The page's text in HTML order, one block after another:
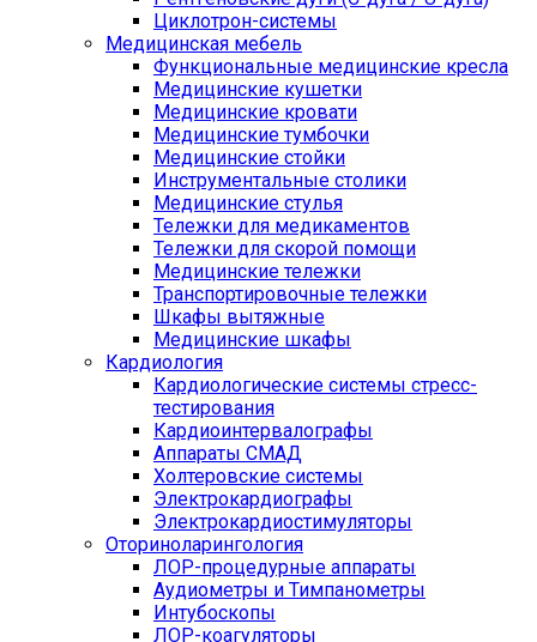
Циклотрон-системы
Медицинская мебель
Функциональные медицинские кресла
Медицинские кушетки
Медицинские кровати
Медицинские тумбочки
Медицинские стойки
Инструментальные столики
Медицинские стулья
Тележки для медикаментов
Тележки для скорой помощи
Медицинские тележки
Транспортировочные тележки
Шкафы вытяжные
Медицинские шкафы
Кардиология
Кардиологические системы стресс-
тестирования
Кардиоинтервалографы
Аппараты СМАД
Холтеровские системы
Электрокардиографы
Электрокардиостимуляторы
Оториноларингология
ЛОР-процедурные аппараты
Аудиометры и Тимпанометры
Интубоскопы
ЛОР-коагуляторы